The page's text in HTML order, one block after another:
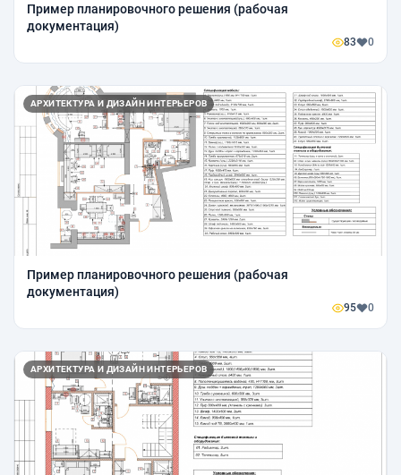
Пример планировочного решения (рабочая
документация)
83 0
АРХИТЕКТУРА И ДИЗАЙН ИНТЕРЬЕРОВ
Пример планировочного решения (рабочая
документация)
95 0
АРХИТЕКТУРА И ДИЗАЙН ИНТЕРЬЕРОВ